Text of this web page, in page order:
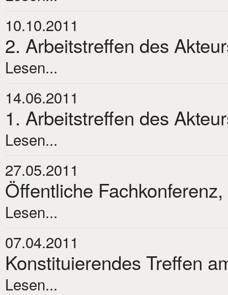
10.10.2011
2. Arbeitstreffen des
Lesen...
14.06.2011
1. Arbeitstreffen des
Lesen...
27.05.2011
Öffentliche
Lesen...
07.04.2011
Konstituierendes Treffen
Lesen...